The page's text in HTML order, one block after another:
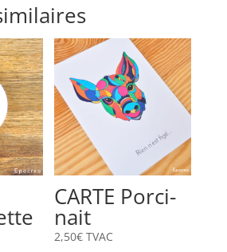
CARTE Porci-
nait
2,50€ TVAC